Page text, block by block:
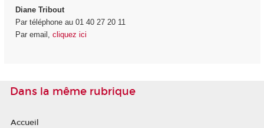
Diane Tribout
Par téléphone au 01 40 27 20 11
Par email, cliquez ici
Dans la même rubrique
Accueil